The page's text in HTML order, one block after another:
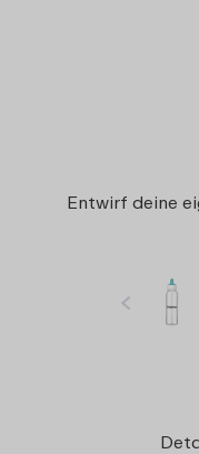
Entwirf deine